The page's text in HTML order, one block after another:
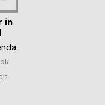
in